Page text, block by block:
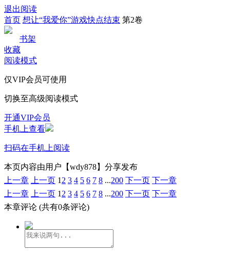
退出阅读
首页 想让“我爱你”游戏快点结束 第2卷
书架
收藏
阅读模式
仅VIP会员可使用
切换至高级阅读模式
开通VIP会员
手机上查看
扫码在手机上阅读
本页内容由用户【wdy878】分享发布
上一章
上一页 1 2 3 4 5 6 7 8 ...200 下一页 下一章
上一章
上一页 1 2 3 4 5 6 7 8 ...200 下一页 下一章
本章评论 (共有0条评论)